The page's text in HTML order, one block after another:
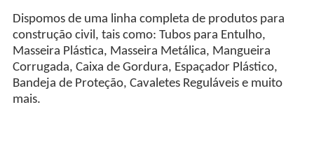
Dispomos de uma linha completa de produtos para
construção civil, tais como: Tubos para Entulho,
Masseira Plástica, Masseira Metálica, Mangueira
Corrugada, Caixa de Gordura, Espaçador Plástico,
Bandeja de Proteção, Cavaletes Reguláveis e muito
mais.